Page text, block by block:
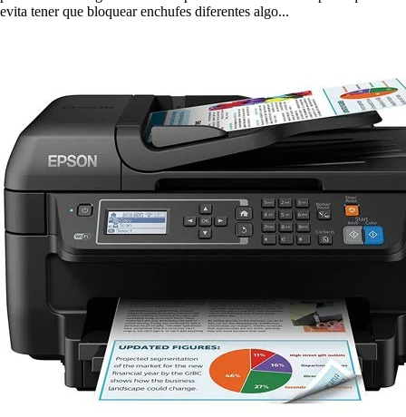
evita tener que bloquear enchufes diferentes algo...